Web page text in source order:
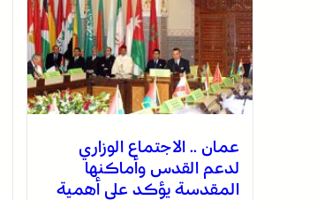
عمان .. الاجتماع الوزاري
لدعم القدس وأماكنها
المقدسة يؤكد على أهمية